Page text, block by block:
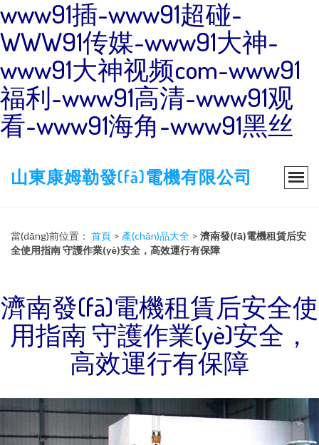
www91插-www91超碰-
WWW91传媒-www91大神-
www91大神视频com-www91
福利-www91高清-www91观
看-www91海角-www91黑丝
山東康姆勒發(fā)電機有限公司
當(dāng)前位置： 首頁 > 產(chǎn)品大全 > 濟南發(fā)電機租賃后安
全使用指南 守護作業(yè)安全，高效運行有保障
濟南發(fā)電機租賃后安全使
用指南 守護作業(yè)安全，
高效運行有保障